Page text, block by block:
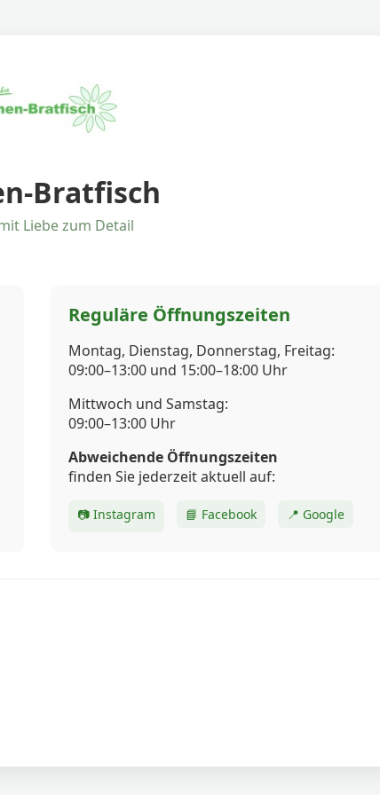
Bratfisch
Liebe zum Detail
Reguläre Öffnungszeiten
Montag, Dienstag, Donnerstag, Freitag:
09:00–13:00 und 15:00–18:00 Uhr
Mittwoch und Samstag:
09:00–13:00 Uhr
Abweichende Öffnungszeiten
finden Sie jederzeit aktuell auf:
📷 Instagram 📘 Facebook 📍 Google